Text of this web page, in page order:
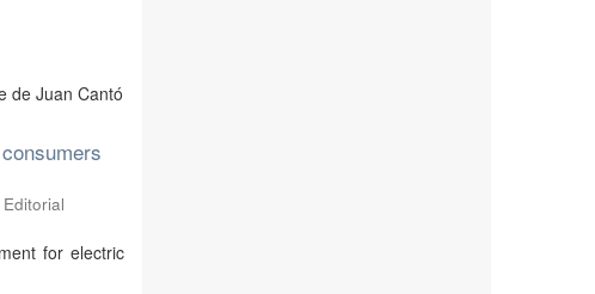
de Juan Cantó
for electric